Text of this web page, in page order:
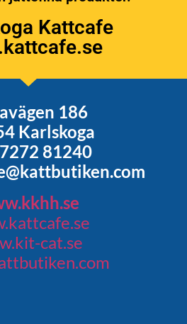
Kattcafe
186
Karlskoga
81240
cat.se